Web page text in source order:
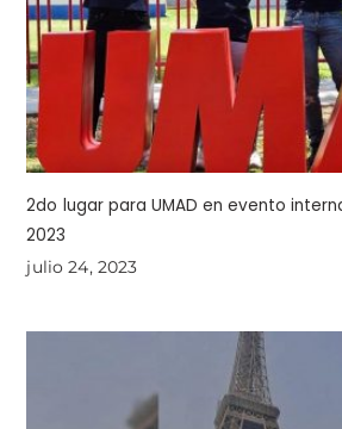
2do lugar para UMAD en evento
2023
julio 24, 2023